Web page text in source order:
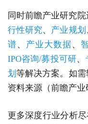
同时前瞻产业研究
行性研究、 产业规划
谱、 产业大数据、
IPO咨询/募投可研、
划 等解决方案。如
资料来源（前瞻产业
更多深度行业分析尽